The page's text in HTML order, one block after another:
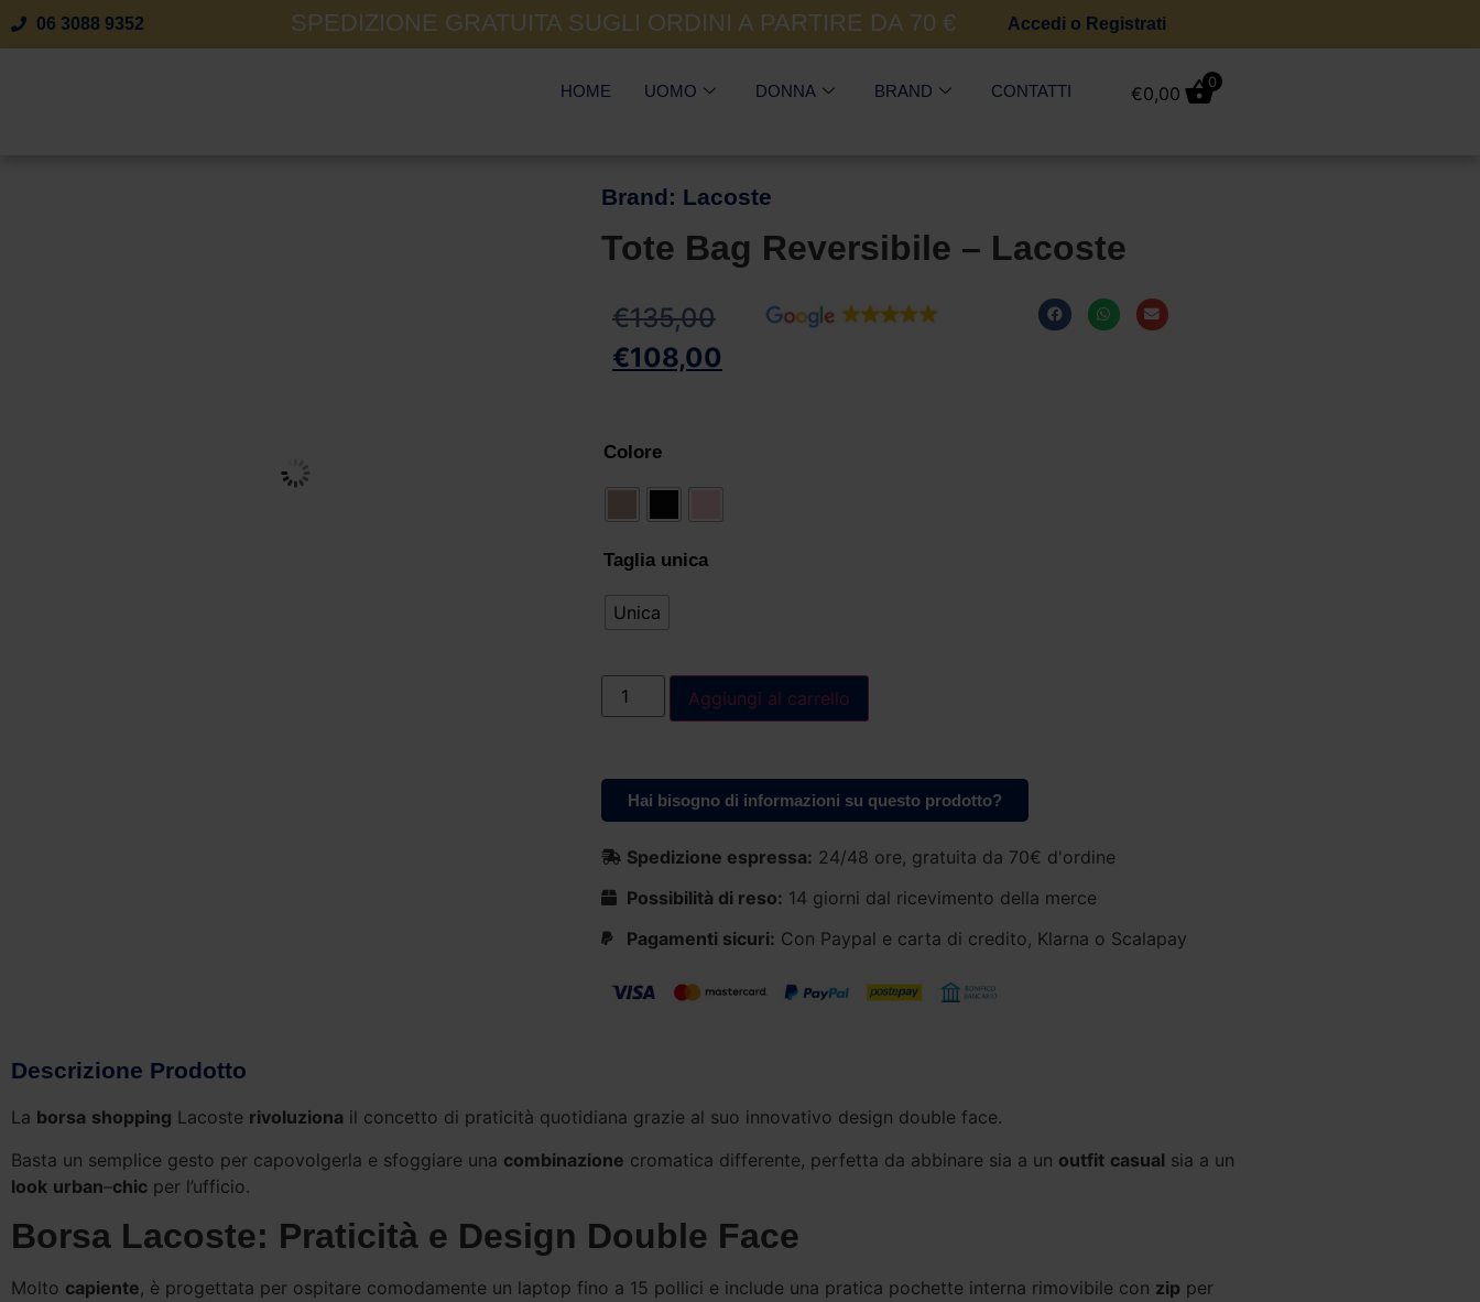
06 3088 9352 SPEDIZIONE GRATUITA SUGLI ORDINI A PARTIRE DA 70 € Accedi o Registrati
HOME UOMO DONNA BRAND CONTATTI €0,00
0
Brand: Lacoste
Tote Bag Reversibile – Lacoste
€135,00
€108,00
Colore
Taglia unica
Unica
Aggiungi al carrello
Hai bisogno di informazioni su questo prodotto?
Spedizione espressa: 24/48 ore, gratuita da 70€ d'ordine
Possibilità di reso: 14 giorni dal ricevimento della merce
Pagamenti sicuri: Con Paypal e carta di credito, Klarna o Scalapay
Descrizione Prodotto
La borsa shopping Lacoste rivoluziona il concetto di praticità quotidiana grazie al suo innovativo design double face.
Basta un semplice gesto per capovolgerla e sfoggiare una combinazione cromatica differente, perfetta da abbinare sia a un outfit casual sia a un
look urban–chic per l’ufficio.
Borsa Lacoste: Praticità e Design Double Face
Molto capiente, è progettata per ospitare comodamente un laptop fino a 15 pollici e include una pratica pochette interna rimovibile con zip per